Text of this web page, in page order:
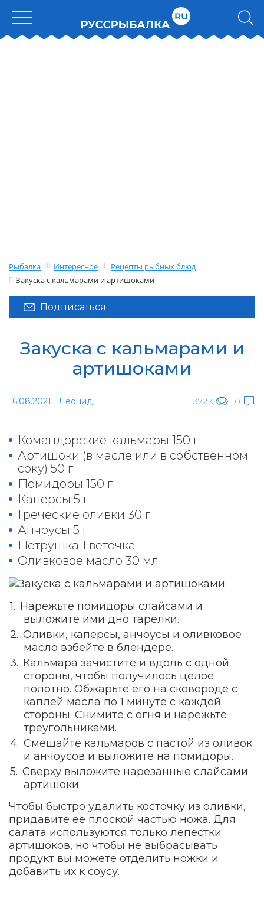
Рыбалка Интересное
Рецепты рыбных блюд
Закуска с кальмарами и артишоками
Подписаться
Закуска с кальмарами и
артишоками
16.08.2021 Леонид 1.372K 0
Командорские кальмары 150 г
Артишоки (в масле или в собственном
соку) 50 г
Помидоры 150 г
Каперсы 5 г
Греческие оливки 30 г
Анчоусы 5 г
Петрушка 1 веточка
Оливковое масло 30 мл
Нарежьте помидоры слайсами и
выложите ими дно тарелки.
Оливки, каперсы, анчоусы и оливковое
масло взбейте в блендере.
Кальмара зачистите и вдоль с одной
стороны, чтобы получилось целое
полотно. Обжарьте его на сковороде с
каплей масла по 1 минуте с каждой
стороны. Снимите с огня и нарежьте
треугольниками.
Смешайте кальмаров с пастой из оливок
и анчоусов и выложите на помидоры.
Сверху выложите нарезанные слайсами
артишоки.
Чтобы быстро удалить косточку из оливки,
придавите ее плоской частью ножа. Для
салата используются только лепестки
артишоков, но чтобы не выбрасывать
продукт вы можете отделить ножки и
добавить их к соусу.